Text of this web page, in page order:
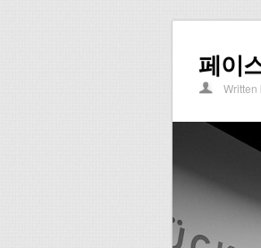
페이
Written